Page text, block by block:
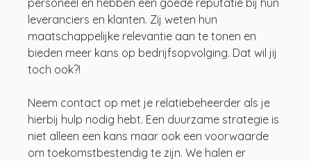
leveranciers en klanten. Zij weten hun
maatschappelijke relevantie aan te tonen en
bieden meer kans op bedrijfsopvolging. Dat wil jij
toch ook?!
Neem contact op met je relatiebeheerder als je
hierbij hulp nodig hebt. Een duurzame strategie is
niet alleen een kans maar ook een voorwaarde
om toekomstbestendig te zijn. We halen er